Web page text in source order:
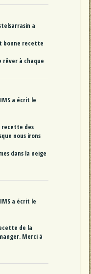
a
bonne recette
à chaque
a écrit le
recette des
nous irons
dans la neige
a écrit le
de la
Merci à